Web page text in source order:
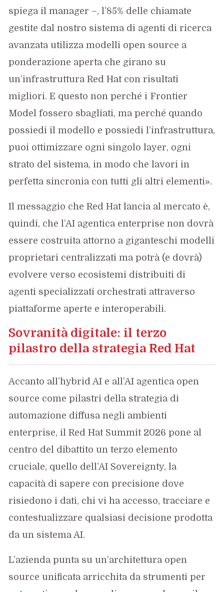
spiega il manager –, l’85% delle chiamate
gestite dal nostro sistema di agenti di ricerca
avanzata utilizza modelli open source a
ponderazione aperta che girano su
un’infrastruttura Red Hat con risultati
migliori. E questo non perché i Frontier
Model fossero sbagliati, ma perché quando
possiedi il modello e possiedi l’infrastruttura,
puoi ottimizzare ogni singolo layer, ogni
strato del sistema, in modo che lavori in
perfetta sincronia con tutti gli altri elementi».
Il messaggio che Red Hat lancia al mercato è,
quindi, che l’AI agentica enterprise non dovrà
essere costruita attorno a giganteschi modelli
proprietari centralizzati ma potrà (e dovrà)
evolvere verso ecosistemi distribuiti di
agenti specializzati orchestrati attraverso
piattaforme aperte e interoperabili.
Sovranità digitale: il terzo
pilastro della strategia Red Hat
Accanto all’hybrid AI e all’AI agentica open
source come pilastri della strategia di
automazione diffusa negli ambienti
enterprise, il Red Hat Summit 2026 pone al
centro del dibattito un terzo elemento
cruciale, quello dell’AI Sovereignty, la
capacità di sapere con precisione dove
risiedono i dati, chi vi ha accesso, tracciare e
contestualizzare qualsiasi decisione prodotta
da un sistema AI.
L’azienda punta su un’architettura open
source unificata arricchita da strumenti per